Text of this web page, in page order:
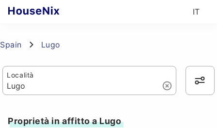
IT
Spain Lugo
Località
Proprietà in affitto a Lugo